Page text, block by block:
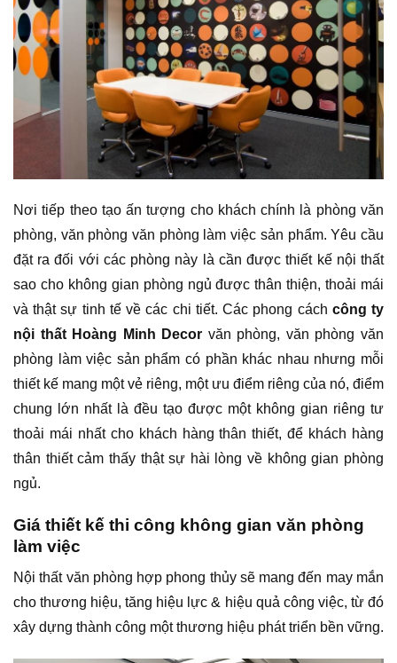
Nơi tiếp theo tạo ấn tượng cho khách chính là phòng văn
phòng, văn phòng văn phòng làm việc sản phẩm. Yêu cầu
đặt ra đối với các phòng này là cần được thiết kế nội thất
sao cho không gian phòng ngủ được thân thiện, thoải mái
và thật sự tinh tế về các chi tiết. Các phong cách công ty
nội thất Hoàng Minh Decor văn phòng, văn phòng văn
phòng làm việc sản phẩm có phần khác nhau nhưng mỗi
thiết kế mang một vẻ riêng, một ưu điểm riêng của nó, điểm
chung lớn nhất là đều tạo được một không gian riêng tư
thoải mái nhất cho khách hàng thân thiết, để khách hàng
thân thiết cảm thấy thật sự hài lòng về không gian phòng
ngủ.
Giá thiết kế thi công không gian văn phòng
làm việc
Nội thất văn phòng hợp phong thủy sẽ mang đến may mắn
cho thương hiệu, tăng hiệu lực & hiệu quả công việc, từ đó
xây dựng thành công một thương hiệu phát triển bền vững.